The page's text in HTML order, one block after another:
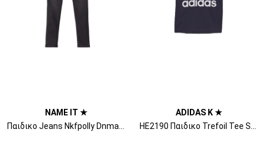
NAME IT ★
Παιδικο Jeans Nkfpolly Dnma1Tindy Hw Pant Camp 13206147 BS000031 Black Denim
ADIDAS K ★
HE2190 Παιδικο Trefoil Tee Shanav/White